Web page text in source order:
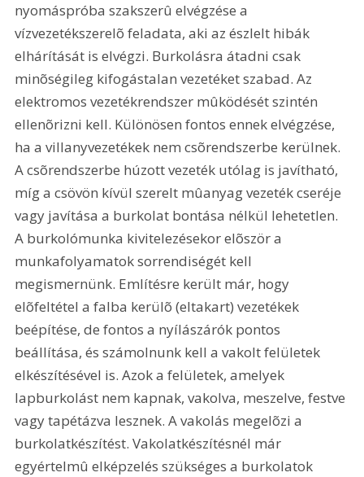
nyomáspróba szakszerû elvégzése a
vízvezetékszerelõ feladata, aki az észlelt hibák
elhárítását is elvégzi. Burkolásra átadni csak
minõségileg kifogástalan vezetéket szabad. Az
elektromos vezetékrendszer mûködését szintén
ellenõrizni kell. Különösen fontos ennek elvégzése,
ha a villanyvezetékek nem csõrendszerbe kerülnek.
A csõrendszerbe húzott vezeték utólag is javítható,
míg a csövön kívül szerelt mûanyag vezeték cseréje
vagy javítása a burkolat bontása nélkül lehetetlen.
A burkolómunka kivitelezésekor elõször a
munkafolyamatok sorrendiségét kell
megismernünk. Említésre került már, hogy
elõfeltétel a falba kerülõ (eltakart) vezetékek
beépítése, de fontos a nyílászárók pontos
beállítása, és számolnunk kell a vakolt felületek
elkészítésével is. Azok a felületek, amelyek
lapburkolást nem kapnak, vakolva, meszelve, festve
vagy tapétázva lesznek. A vakolás megelõzi a
burkolatkészítést. Vakolatkészítésnél már
egyértelmû elképzelés szükséges a burkolatok